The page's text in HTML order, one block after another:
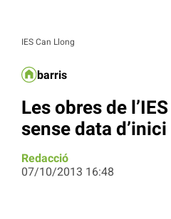
IES Can Llong
barris
Les obres de
sense data d’inici
Redacció
07/10/2013 16:48